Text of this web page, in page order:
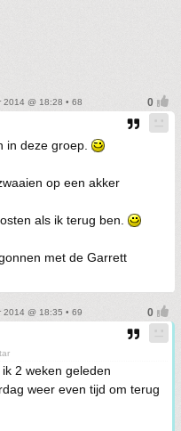
2014 @ 18:28 • 68
in deze groep.
op een akker
als ik terug ben.
met de Garrett
2014 @ 18:35 • 69
2 weken geleden
weer even tijd om terug